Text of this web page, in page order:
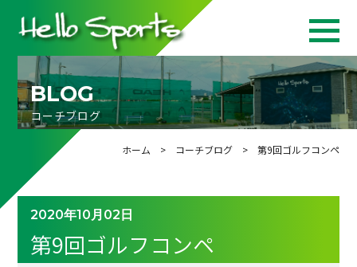
BLOG
コーチブログ
ホーム > コーチブログ> 第9回ゴルフコンペ
2020年10月02日
第9回ゴルフコンペ